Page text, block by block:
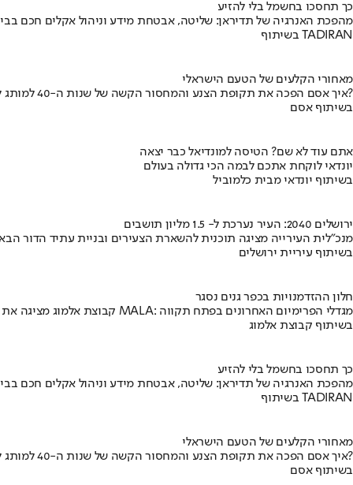
כך תחסכו בחשמל בלי להזיע
מהפכת האנרגיה של תדיראן: שליטה, אבטחת מידע וניהול אקלים חכם
בשיתוף TADIRAN
מאחורי הקלעים של הטעם הישראלי
איך אסם הפכה את תקופת הצנע והמחסור הקשה של שנות ה-40 למותג לאומי?
בשיתוף אסם
אתם עוד לא שם? הטיסה למונדיאל כבר יצאה
יונדאי לוקחת אתכם לבמה הכי גדולה בעולם
בשיתוף יונדאי מבית כלמוביל
ירושלים 2040: העיר נערכת ל- 1.5 מליון תושבים
מנכ"לית העירייה מציגה תוכנית להשארת הצעירים ובניית עתיד הדור
בשיתוף עיריית ירושלים
חלון ההזדמנויות בכפר גנים נסגר
קבוצת אלמוג מציגה את פרויקט MALA: מגדלי הפרימיום האחרונים בפתח תקווה
בשיתוף קבוצת אלמוג
כך תחסכו בחשמל בלי להזיע
מהפכת האנרגיה של תדיראן: שליטה, אבטחת מידע וניהול אקלים חכם
בשיתוף TADIRAN
מאחורי הקלעים של הטעם הישראלי
איך אסם הפכה את תקופת הצנע והמחסור הקשה של שנות ה-40 למותג לאומי?
בשיתוף אסם